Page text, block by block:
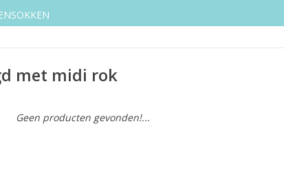
met midi rok
Geen producten gevonden!...